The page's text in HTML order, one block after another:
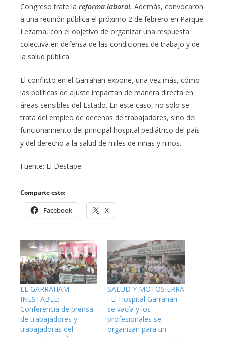
Congreso trate la reforma laboral. Además, convocaron
a una reunión pública el próximo 2 de febrero en Parque
Lezama, con el objetivo de organizar una respuesta
colectiva en defensa de las condiciones de trabajo y de
la salud pública.
El conflicto en el Garrahan expone, una vez más, cómo
las políticas de ajuste impactan de manera directa en
áreas sensibles del Estado. En este caso, no solo se
trata del empleo de decenas de trabajadores, sino del
funcionamiento del principal hospital pediátrico del país
y del derecho a la salud de miles de niñas y niños.
Fuente: El Destape.
Comparte esto:
Facebook X
EL GARRAHAM
INESTABLE:
Conferencia de prensa
de trabajadores y
trabajadoras del
SALUD Y MOTOSIERRA
: El Hospital Garrahan
se vacía y los
profesionales se
organizan para un